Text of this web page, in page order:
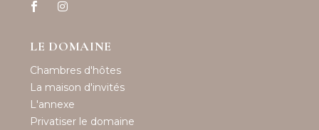
LE DOMAINE
Chambres d'hôtes
La maison d'invités
L'annexe
Privatiser le domaine